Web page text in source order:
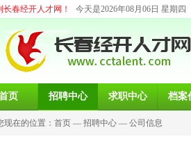
长春经开人才网！ 今天是2026年08月06日 星期四
页 招聘中心 求职中心 档案
现在的位置： 首页 — 招聘中心 — 公司信息